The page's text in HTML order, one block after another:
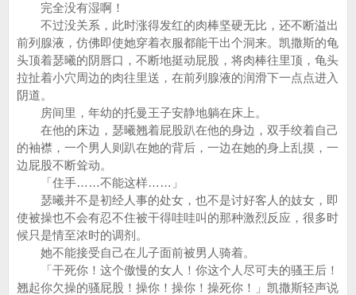
完全没有湿啊！
不过没关系，此时涨得发红的肉棒坚硬无比，还不断溢出
前列腺液，仿佛即使她穿着衣服都能干出个洞来。凯撒斯的龟
头顶着瑟曦的阴唇口，不断地挺动屁股，将肉棒往里顶，龟头
拉扯着小穴周边的肉往里送，在前列腺液的润滑下一点点进入
阴道。
房间里，年幼的托曼王子安静地躺在床上。
在他的床边，瑟曦翘着屁股趴在他的身边，双手绞着自己
的袖襟，一个男人则趴在她的背后，一边在她的身上乱摸，一
边屁股不断耸动。
「住手……不能这样……」
瑟曦并不是初经人事的处女，也不是讨好客人的妓女，即
使被操也不会有忍不住被干得哇哇叫的那种激烈反应，很多时
候只是情至浓时的调剂。
她不能接受自己在儿子面前被男人骑着。
「干死你！这个傲慢的女人！你这个人尽可夫的骚王后！
翘起你欠操的骚屁股！操你！操你！操死你！」凯撒斯轻声说